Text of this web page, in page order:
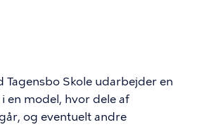
Skole udarbejder en
en model, hvor dele af
og eventuelt andre